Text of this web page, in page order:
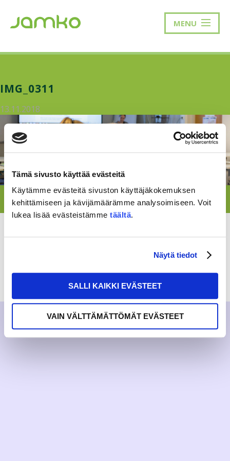
Tämä sivusto käyttää evästeitä
Käytämme evästeitä sivuston käyttäjäkokemuksen
kehittämiseen ja kävijämäärämme analysoimiseen. Voit
lukea lisää evästeistämme täältä.
Näytä tiedot
SALLI KAIKKI EVÄSTEET
VAIN VÄLTTÄMÄTTÖMÄT EVÄSTEET
MENU
IMG_0311
13.11.2018
RAKKAUDELLA,MEOM